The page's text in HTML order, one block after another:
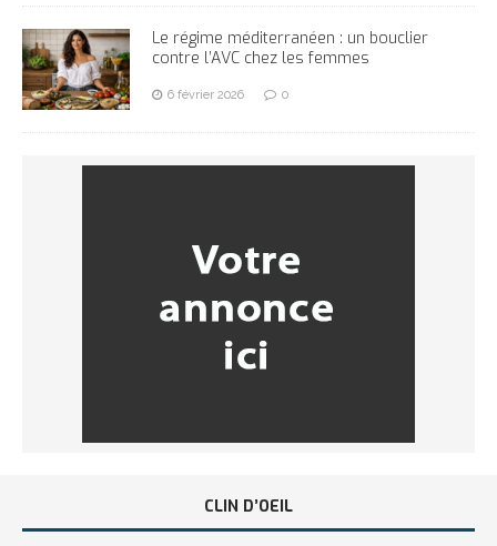
Le régime méditerranéen : un bouclier
contre l’AVC chez les femmes
6 février 2026 0
CLIN D’OEIL